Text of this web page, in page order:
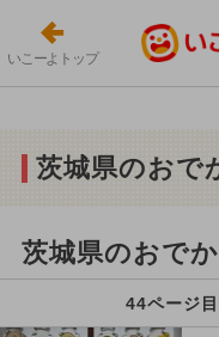
いこーよトップ
茨城県のおで
茨城県のおで
44ページ